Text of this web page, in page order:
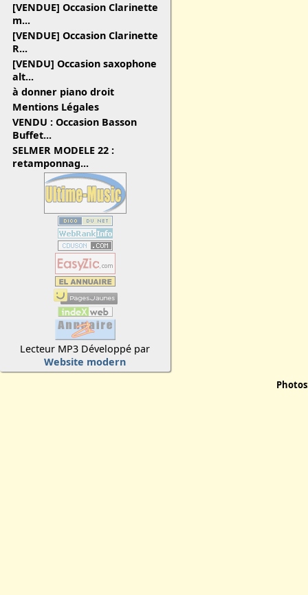
[VENDUE] Occasion Clarinette
m...
[VENDUE] Occasion Clarinette
R...
[VENDU] Occasion saxophone
alt...
à donner piano droit
Mentions Légales
VENDU : Occasion Basson
Buffet...
SELMER MODELE 22 :
retamponnag...
Lecteur MP3 Développé par
Website modern